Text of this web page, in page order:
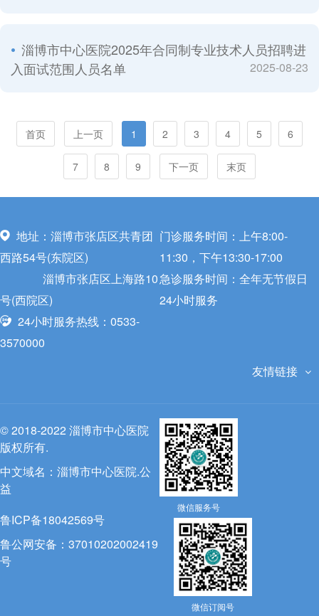
淄博市中心医院2025年合同制专业技术人员招聘进
入面试范围人员名单
2025-08-23
首页 上一页 1 2 3 4 5 6
7 8 9 下一页 末页
地址：淄博市张店区共青团
西路54号(东院区)
淄博市张店区上海路10
号(西院区)
24小时服务热线：0533-
3570000
门诊服务时间：上午8:00-
11:30，下午13:30-17:00
急诊服务时间：全年无节假日
24小时服务
友情链接
© 2018-2022 淄博市中心医院
版权所有.
中文域名： 淄博市中心医院.公
益
鲁ICP备18042569号
鲁公网安备：37010202002419
号
微信服务号
微信订阅号